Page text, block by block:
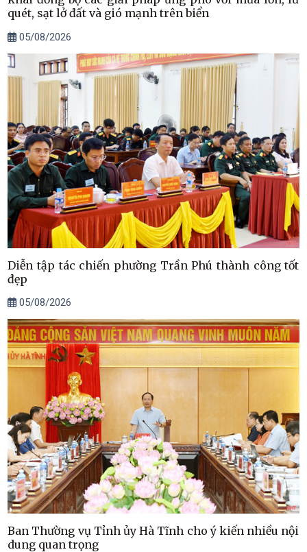
quét, sạt lở đất và gió mạnh trên biển
05/08/2026
Diễn tập tác chiến phường Trần Phú thành công tốt
đẹp
05/08/2026
Ban Thường vụ Tỉnh ủy Hà Tĩnh cho ý kiến nhiều nội
dung quan trọng